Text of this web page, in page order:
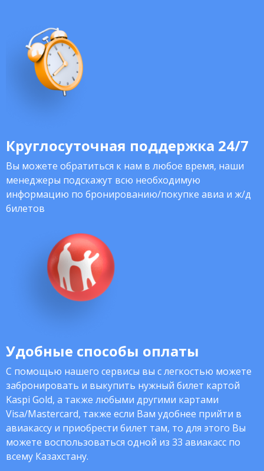
Круглосуточная поддержка 24/7
Вы можете обратиться к нам в любое время, наши
менеджеры подскажут всю необходимую
информацию по бронированию/покупке авиа и ж/д
билетов
Удобные способы оплаты
С помощью нашего сервисы вы с легкостью можете
забронировать и выкупить нужный билет картой
Kaspi Gold, а также любыми другими картами
Visa/Mastercard, также если Вам удобнее прийти в
авиакассу и приобрести билет там, то для этого Вы
можете воспользоваться одной из 33 авиакасс по
всему Казахстану.